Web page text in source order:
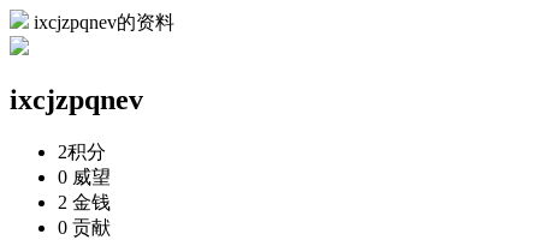
ixcjzpqnev的资料
ixcjzpqnev
2积分
0 威望
2 金钱
0 贡献